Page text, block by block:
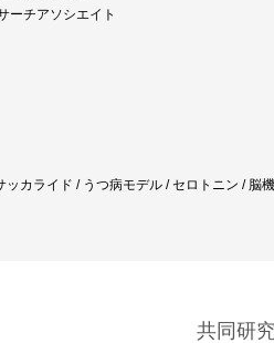
ーチアソシエイト
カライド / うつ病モデル / セロトニン / 脳
共同研